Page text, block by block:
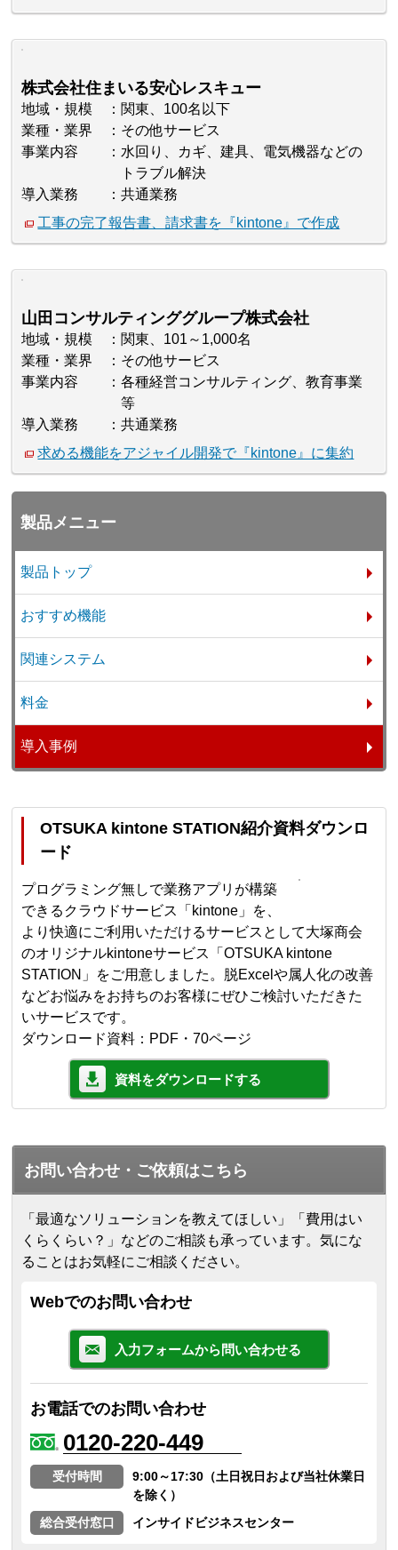
株式会社住まいる安心レスキュー
地域・規模
関東、100名以下
業種・業界
その他サービス
事業内容
水回り、カギ、建具、電気機器などの
トラブル解決
導入業務
共通業務
工事の完了報告書、請求書を『kintone』で作成
山田コンサルティンググループ株式会社
地域・規模
関東、101～1,000名
業種・業界
その他サービス
事業内容
各種経営コンサルティング、教育事業
等
導入業務
共通業務
求める機能をアジャイル開発で『kintone』に集約
製品メニュー
製品トップ
おすすめ機能
関連システム
料金
導入事例
OTSUKA kintone STATION紹介資料ダウンロ
ード
プログラミング無しで業務アプリが構築
できるクラウドサービス「kintone」を、
より快適にご利用いただけるサービスとして大塚商会
のオリジナルkintoneサービス「OTSUKA kintone
STATION」をご用意しました。脱Excelや属人化の改善
などお悩みをお持ちのお客様にぜひご検討いただきた
いサービスです。
ダウンロード資料：PDF・70ページ
資料をダウンロードする
お問い合わせ・ご依頼はこちら
「最適なソリューションを教えてほしい」「費用はい
くらくらい？」などのご相談も承っています。気にな
ることはお気軽にご相談ください。
Webでのお問い合わせ
入力フォームから問い合わせる
お電話でのお問い合わせ
0120-220-449
受付時間
9:00～17:30（土日祝日および当社休業日
を除く）
総合受付窓口
インサイドビジネスセンター